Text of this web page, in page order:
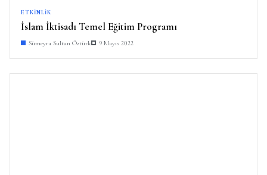
ETKINLIK
İslam İktisadı Temel Eğitim Programı
Sümeyra Sultan Öztürk 9 Mayıs 2022